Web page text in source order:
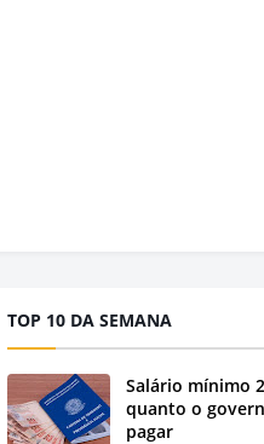
TOP 10 DA SEMANA
Salário mínimo
quanto o
pagar